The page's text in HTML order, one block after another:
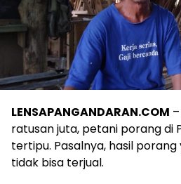
LENSAPANGANDARAN.COM
ratusan juta, petani porang di
tertipu. Pasalnya, hasil
tidak bisa terjual.